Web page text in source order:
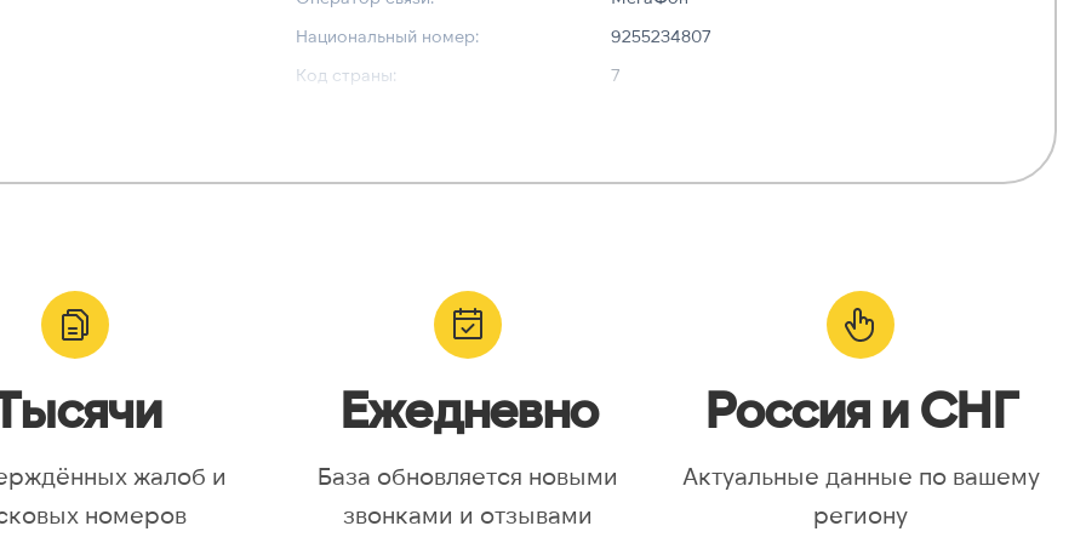
Национальный номер:
9255234807
Код страны:
7
Asia/Yekaterinburg,
Moscow, Europe/Samara
Валидный номер:
✓ Да
жалоб и
номеров
Ежедневно
База обновляется новыми
звонками и отзывами
Россия и СНГ
Актуальные данные по вашему
региону